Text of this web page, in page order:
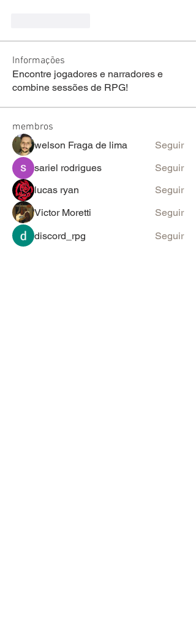
Informações
Encontre jogadores e narradores e
combine sessões de RPG!
membros
welson Fraga de lima
Seguir
sariel rodrigues
Seguir
lucas ryan
Seguir
Victor Moretti
Seguir
discord_rpg
Seguir